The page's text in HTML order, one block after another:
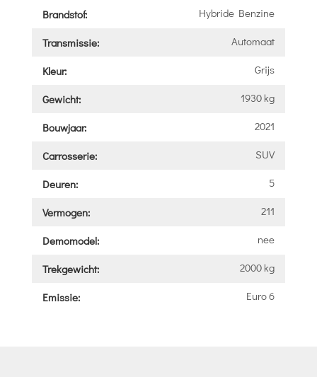
Brandstof: Hybride Benzine
Transmissie: Automaat
Kleur: Grijs
Gewicht: 1930 kg
Bouwjaar: 2021
Carrosserie: SUV
Deuren: 5
Vermogen: 211
Demomodel: nee
Trekgewicht: 2000 kg
Emissie: Euro 6